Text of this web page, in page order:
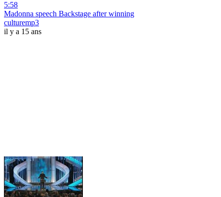
5:58
Madonna speech Backstage after winning
culturemp3
il y a 15 ans